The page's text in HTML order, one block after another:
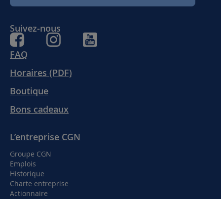
FAQ
Horaires (PDF)
Boutique
Bons cadeaux
L’entreprise CGN
Groupe CGN
Emplois
Historique
Charte entreprise
Actionnaire
Suivez-nous